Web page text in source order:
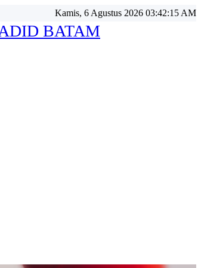
Kamis, 6 Agustus 2026 03:42:17 AM
BATAM